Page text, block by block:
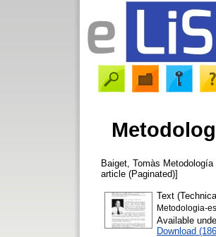
Baiget, Tomàs
article (Paginated)]
Text
Metodologia-
Available
Download